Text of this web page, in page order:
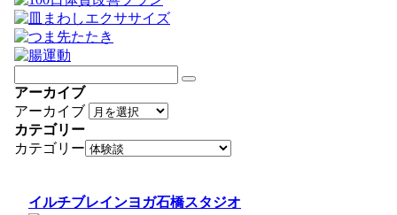
アーカイブ
アーカイブ
カテゴリー
カテゴリー
イルチブレインヨガ石橋スタジオ